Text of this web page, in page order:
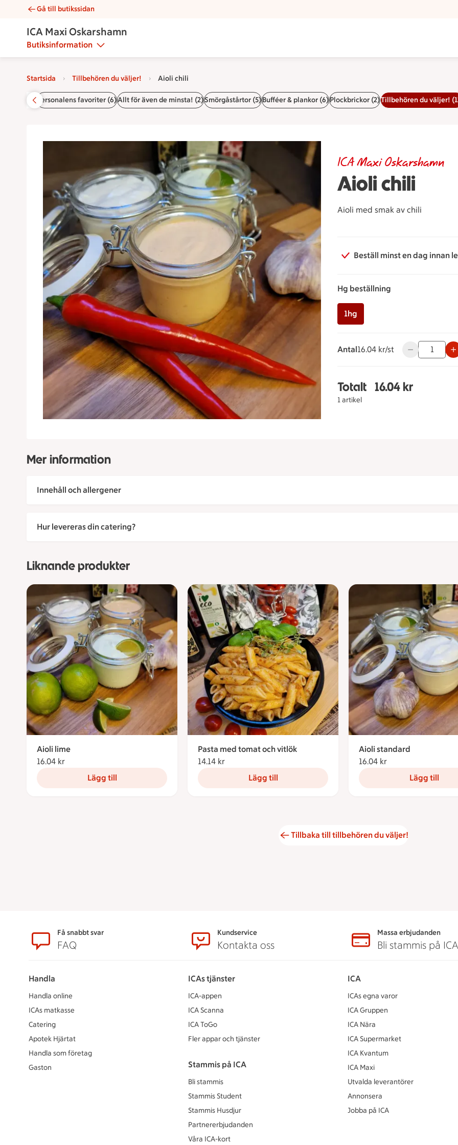
Aioli chili | Catering ICA Maxi Oskarshamn
Gå till butikssidan
ICA Maxi Oskarshamn
Butiksinformation
Startsida Tillbehören du väljer! Aioli chili
Startsida Personalens favoriter (6)Allt för även de minsta! (2)Smörgåstårtor (5)Bufféer & plankor (6)Plockbrickor (2)Tillbehören du väljer!
Aioli chili
ICA Maxi Oskarshamn
Aioli med smak av chili
Beställ minst en dag innan
Hg beställning
1hg
Antal
16.04 kronor styck
16.04 kr/st Använd
Totalt
1 artikel
Totalt 1 stycken Aioli
16.04 kr
Mer information
Innehåll och allergener
Hur levereras din catering?
Liknande produkter
Aioli lime
16.04 kr
Lägg till
Pasta med tomat och vitlök
14.14 kr
Lägg till
Aioli standard
16.04 kr
Lägg till
Tillbaka till tillbehören du väljer!
SidfotFå snabbt svar
FAQ
Kundservice
Kontakta oss
Massa erbjudanden
Bli stammis på ICA
Handla
Handla online
ICAs matkasse
Catering
Apotek Hjärtat
Handla som företag
Gaston
ICAs tjänster
ICA-appen
ICA Scanna
ICA ToGo
Fler appar och tjänster
Stammis på ICA
Bli stammis
Stammis Student
Stammis Husdjur
Partnererbjudanden
Våra ICA-kort
ICA
ICAs egna varor
ICA Gruppen
ICA Nära
ICA Supermarket
ICA Kvantum
ICA Maxi
Utvalda leverantörer
Annonsera
Jobba på ICA